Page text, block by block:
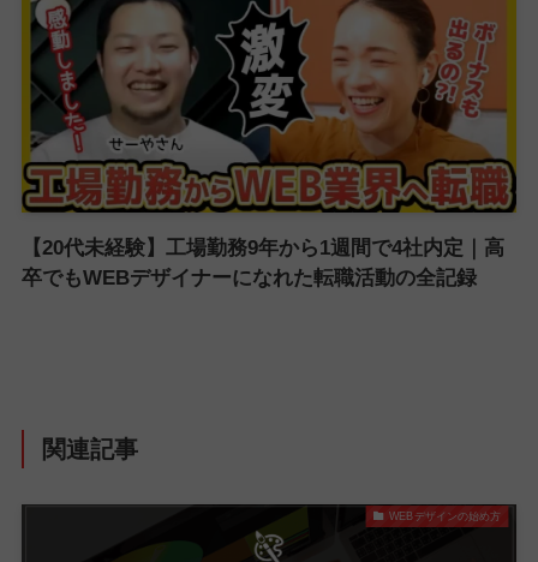
【20代未経験】工場勤務9年から1週間で4社内定｜高
卒でもWEBデザイナーになれた転職活動の全記録
関連記事
WEBデザインの始め方